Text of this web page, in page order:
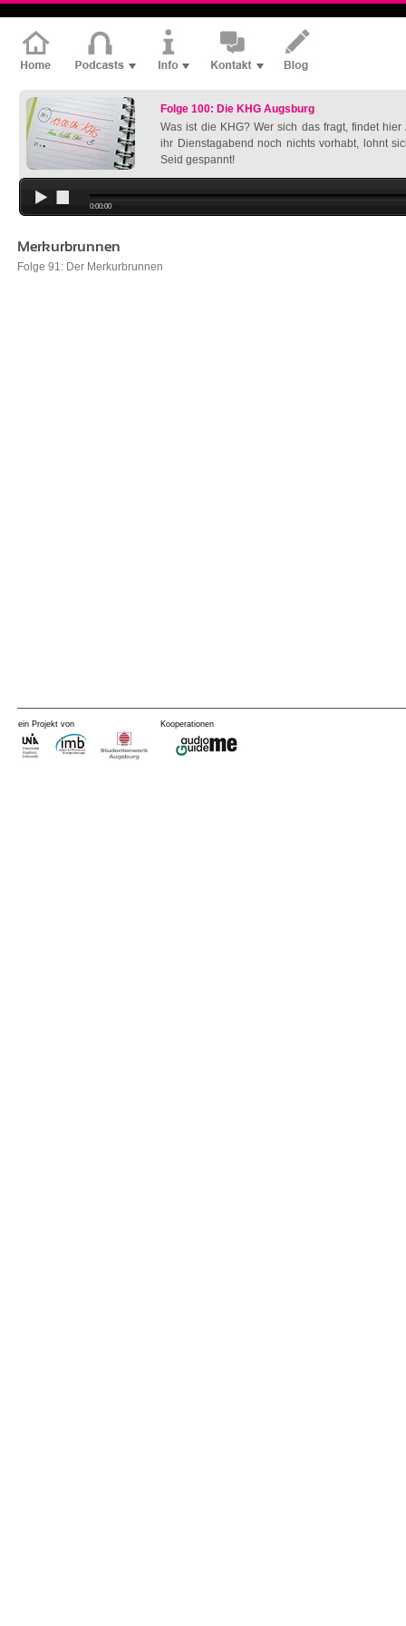
Folge 100: Die KHG Augsburg
Was ist die KHG? Wer sich das fragt, findet hier
ihr Dienstagabend noch nichts vorhabt, lohnt
Seid gespannt!
0:00:00
Merkurbrunnen
Folge 91: Der Merkurbrunnen
ein Projekt von Kooperationen